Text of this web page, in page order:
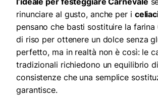
rinunciare al gusto, anche per i
pensano che basti sostituire la
di riso per ottenere un dolce senza
perfetto, ma in realtà non è così: le
tradizionali richiedono un equilibrio
consistenze che una semplice
garantisce.